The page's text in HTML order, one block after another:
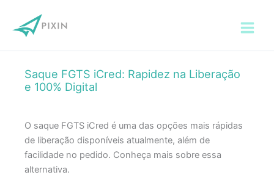
para
Saque FGTS iCred: Rapidez na Liberação
e 100% Digital
O saque FGTS iCred é uma das opções mais rápidas
de liberação disponíveis atualmente, além de
facilidade no pedido. Conheça mais sobre essa
alternativa.